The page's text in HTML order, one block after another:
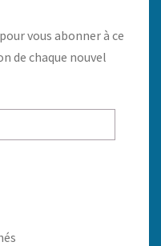
vous abonner à ce
de chaque nouvel